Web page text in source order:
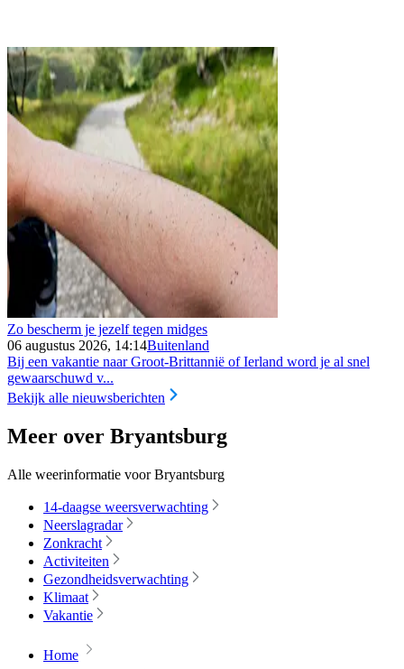
Zo bescherm je jezelf tegen midges
06 augustus 2026, 14:14Buitenland
Bij een vakantie naar Groot-Brittannië of Ierland word je al snel
gewaarschuwd v...
Bekijk alle nieuwsberichten
Meer over Bryantsburg
Alle weerinformatie voor Bryantsburg
14-daagse weersverwachting
Neerslagradar
Zonkracht
Activiteiten
Gezondheidsverwachting
Klimaat
Vakantie
Home